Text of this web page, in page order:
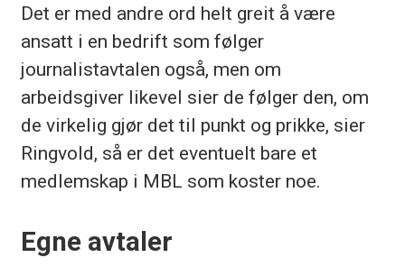
Det er med andre ord helt greit å være
ansatt i en bedrift som følger
journalistavtalen også, men om
arbeidsgiver likevel sier de følger den, om
de virkelig gjør det til punkt og prikke, sier
Ringvold, så er det eventuelt bare et
medlemskap i MBL som koster noe.
Egne avtaler